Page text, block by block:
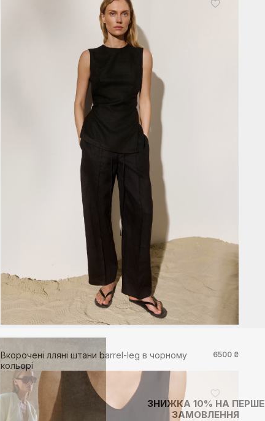
XSS M LXL
Вкорочені лляні штани barrel-leg в чорному
кольорі
6500 ₴
ЗНИЖКА 10% НА ПЕРШЕ
ЗАМОВЛЕННЯ